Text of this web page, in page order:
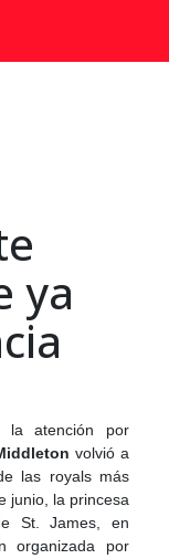
ya
la atención por
volvió a
las royals más
junio, la princesa
St. James, en
organizada por